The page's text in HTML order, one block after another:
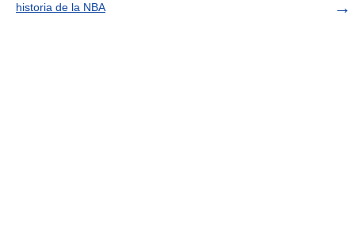
historia de la NBA